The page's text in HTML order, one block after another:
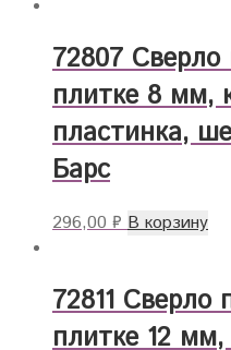
72807 Сверло
плитке 8 мм,
пластинка,
Барс
296,00₽ В корзину
72811 Сверло
плитке 12 мм,